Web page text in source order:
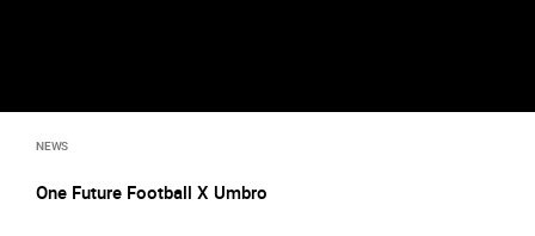
NEWS
One Future Football X Umbro